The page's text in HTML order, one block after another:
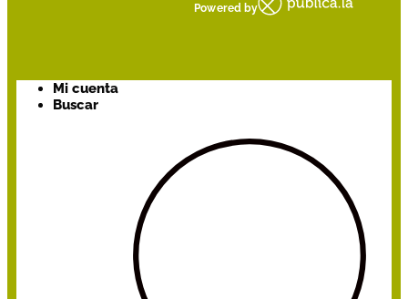
Powered by
Mi cuenta
Buscar